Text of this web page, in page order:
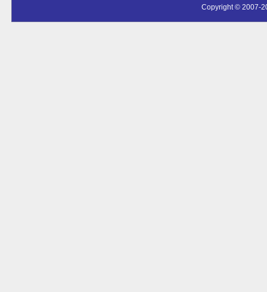
Copyright © 2007-